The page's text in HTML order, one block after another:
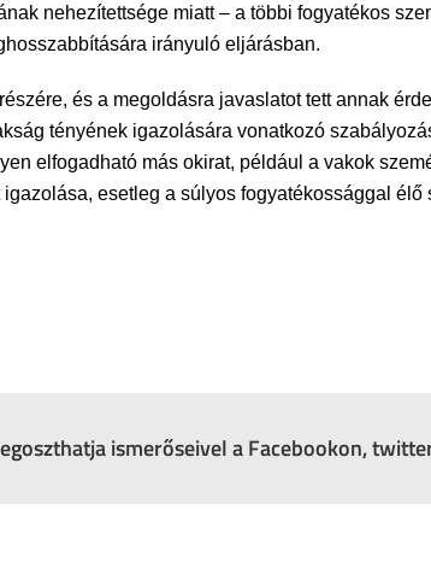
nehezítettsége miatt – a többi fogyatékos
irányuló eljárásban.
és a megoldásra javaslatot tett annak
tényének igazolására vonatkozó
elfogadható más okirat, például a vakok
esetleg a súlyos fogyatékossággal
ismerőseivel a Facebookon,